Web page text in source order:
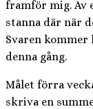
framför mig. Av
stanna där när
Svaren kommer
denna gång.
Målet förra
skriva en